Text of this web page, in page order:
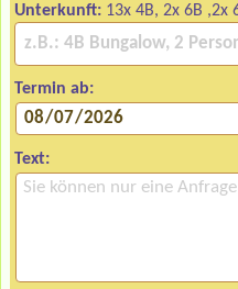
Unterkunft: 13x 4B, 2x 6B ,2x
Termin ab:
Text: